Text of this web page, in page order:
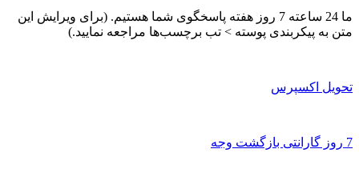
ما 24 ساعته 7 روز هفته پاسخگوی شما هستیم. (برای ویرایش این
متن به پیکربندی پوسته > تب برچسب‌ها مراجعه نمایید.)
تحویل اکسپرس
7 روز گارانتی بازگشت وجه